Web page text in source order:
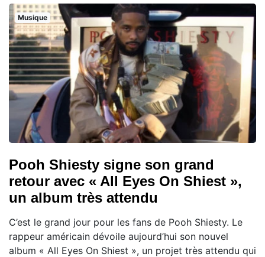
Musique
Pooh Shiesty signe son grand
retour avec « All Eyes On Shiest »,
un album très attendu
C’est le grand jour pour les fans de Pooh Shiesty. Le
rappeur américain dévoile aujourd’hui son nouvel
album « All Eyes On Shiest », un projet très attendu qui